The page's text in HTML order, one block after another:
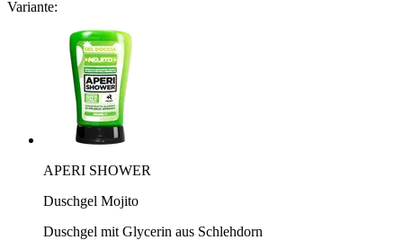
Variante:
APERI SHOWER
Duschgel Mojito
Duschgel mit Glycerin aus Schlehdorn